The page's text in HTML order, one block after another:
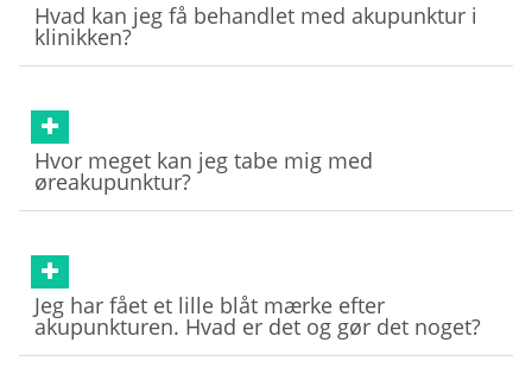
Hvad kan jeg få behandlet med akupunktur i
klinikken?
Hvor meget kan jeg tabe mig med
øreakupunktur?
Jeg har fået et lille blåt mærke efter
akupunkturen. Hvad er det og gør det noget?